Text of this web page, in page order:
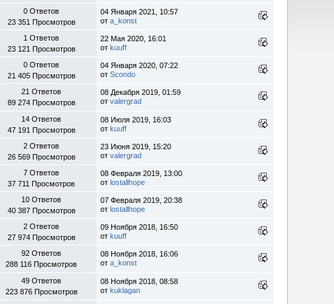
0 Ответов
23 351 Просмотров
04 Января 2021, 10:57
отa_konst
1 Ответов
23 121 Просмотров
22 Мая 2020, 16:01
отkuuff
0 Ответов
21 405 Просмотров
04 Января 2020, 07:22
отScondo
21 Ответов
89 274 Просмотров
08 Декабря 2019, 01:59
отvalergrad
14 Ответов
47 191 Просмотров
08 Июля 2019, 16:03
отkuuff
2 Ответов
26 569 Просмотров
23 Июня 2019, 15:20
отvalergrad
7 Ответов
37 711 Просмотров
08 Февраля 2019, 13:00
отlostallhope
10 Ответов
40 387 Просмотров
07 Февраля 2019, 20:38
отlostallhope
2 Ответов
27 974 Просмотров
09 Ноября 2018, 16:50
отkuuff
92 Ответов
288 116 Просмотров
08 Ноября 2018, 16:06
отa_konst
49 Ответов
223 876 Просмотров
08 Ноября 2018, 08:58
отkuklagan